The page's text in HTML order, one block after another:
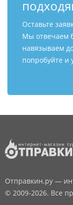
Оставьте
Мы отвечаем
навязываем
попробуйте и
Отправкин.ру —
© 2009-2026. Все